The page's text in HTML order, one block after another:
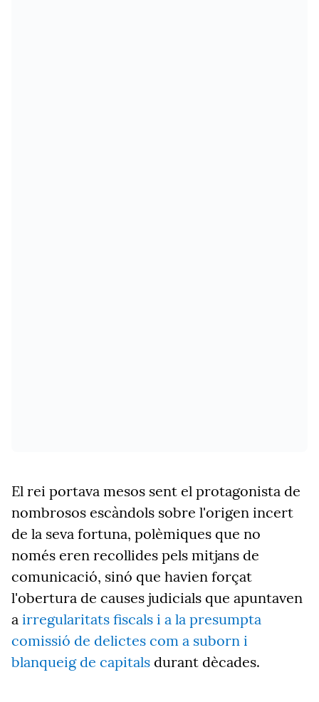
El rei portava mesos sent el protagonista de
nombrosos escàndols sobre l'origen incert
de la seva fortuna, polèmiques que no
només eren recollides pels mitjans de
comunicació, sinó que havien forçat
l'obertura de causes judicials que apuntaven
a irregularitats fiscals i a la presumpta
comissió de delictes com a suborn i
blanqueig de capitals durant dècades.